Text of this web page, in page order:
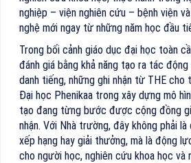
nghiệp – viện nghiên cứu – bệnh viện
nghệ mới ngay từ những năm học đầu
Trong bối cảnh giáo dục đại học toàn
đánh giá bằng khả năng tạo ra tác
danh tiếng, những ghi nhận từ THE cho
Đại học Phenikaa trong xây dựng mô
tạo đang từng bước được cộng đồng
nhận. Với Nhà trường, đây không phải
xếp hạng hay giải thưởng, mà là động
cho người học, nghiên cứu khoa học